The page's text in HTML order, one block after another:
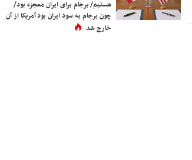
هستیم/ برجام برای ایران معجزه بود/
چون برجام به سود ایران بود آمریکا از آن
خارج شد